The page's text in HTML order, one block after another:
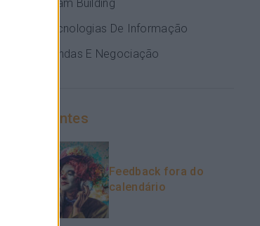
Team Building
Tecnologias De Informação
Vendas E Negociação
Recentes
Feedback fora do
calendário